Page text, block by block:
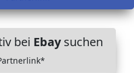
bei Ebaysuchen